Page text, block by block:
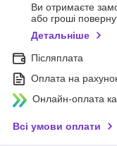
Ви отримаєте
або гроші
Детальніше
Післяплата
Оплата на
Онлайн-оплата
Всі умови оплати